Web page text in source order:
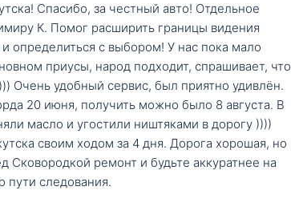
Спасибо, за честный авто! Отдельное
К. Помог расширить границы видения
определиться с выбором! У нас пока мало
приусы, народ подходит, спрашивает, что
Очень удобный сервис, был приятно удивлён.
20 июня, получить можно было 8 августа. В
масло и угостили ништяками в дорогу ))))
своим ходом за 4 дня. Дорога хорошая, но
Сковородкой ремонт и будьте аккуратнее на
пути следования.